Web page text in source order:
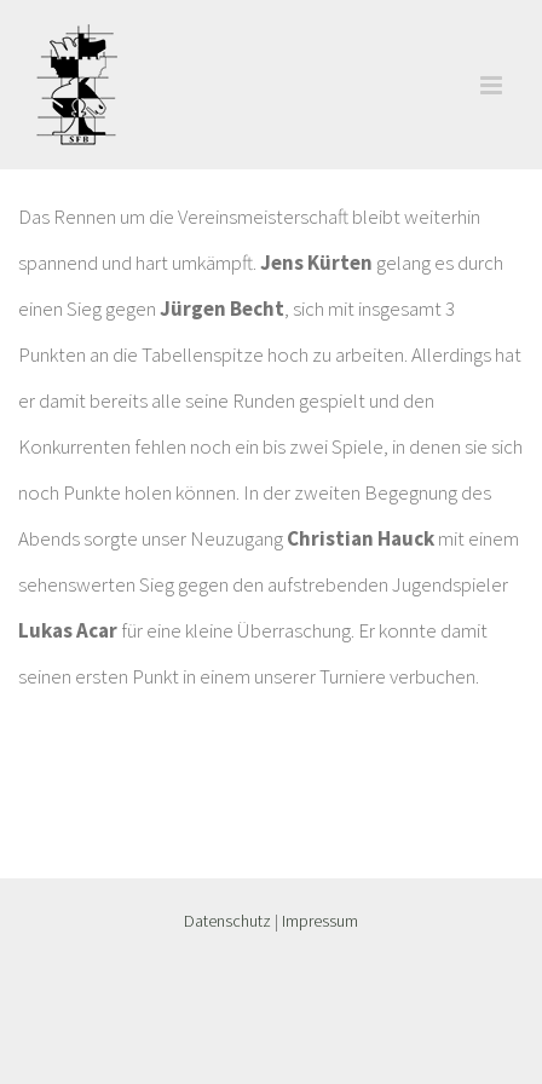
springen
Das Rennen um die Vereinsmeisterschaft bleibt weiterhin
spannend und hart umkämpft.Jens Kürten gelang es durch
einen Sieg gegenJürgen Becht, sich mit insgesamt 3
Punkten an die Tabellenspitze hoch zu arbeiten. Allerdings hat
er damit bereits alle seine Runden gespielt und den
Konkurrenten fehlen noch ein bis zwei Spiele, in denen sie sich
noch Punkte holen können. In der zweiten Begegnung des
Abends sorgte unser NeuzugangChristian Hauckmit einem
sehenswerten Sieg gegen den aufstrebenden Jugendspieler
Lukas Acarfür eine kleine Überraschung. Er konnte damit
seinen ersten Punkt in einem unserer Turniere verbuchen.
Datenschutz | Impressum